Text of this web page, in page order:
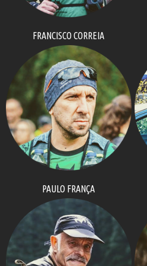
FRANCISCO CORREIA
PAULO FRANÇA